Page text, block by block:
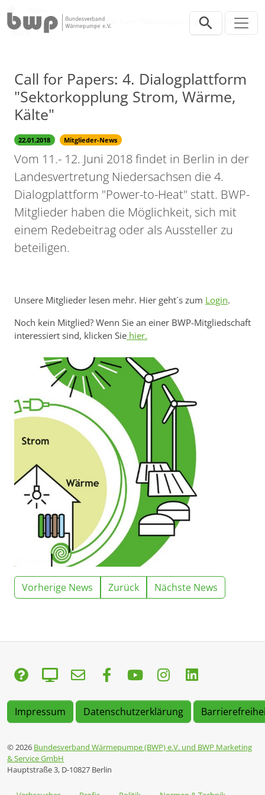
Call for Papers: 4. Dialogplattform "Sektorkopplung Strom, Wärme,
Kälte"
Call for Papers: 4. Dialogplattform
"Sektorkopplung Strom, Wärme,
Kälte"
22.01.2018 Mitglieder-News
Vom 11.- 12. Juni 2018 findet in Berlin in der
Landesvertretung Niedersachsen die 4.
Dialogplattform "Power-to-Heat" statt. BWP-
Mitglieder haben die Möglichkeit, sich mit
einem Redebeitrag oder als Aussteller zu
beteiligen.
Unsere Mitglieder lesen mehr. Hier geht´s zum Login.
Noch kein Mitglied? Wenn Sie an einer BWP-Mitgliedschaft
interessiert sind, klicken Sie hier.
Vorherige News Zurück Nächste News
Impressum Datenschutzerklärung
© 2026 Bundesverband Wärmepumpe (BWP) e.V. und BWP Marketing
& Service GmbH
Hauptstraße 3, D-10827 Berlin